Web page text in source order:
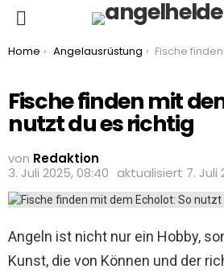
You are here:
Home Angelausrüstung Fische finden mit dem Echolot: So nutzt
Fische finden mit
nutzt du es richtig
von Redaktion
3. Juli 2025, 08:40 aktualisiert 7. Juli
Angeln ist nicht nur ein Hobby,
Kunst, die von Können und der